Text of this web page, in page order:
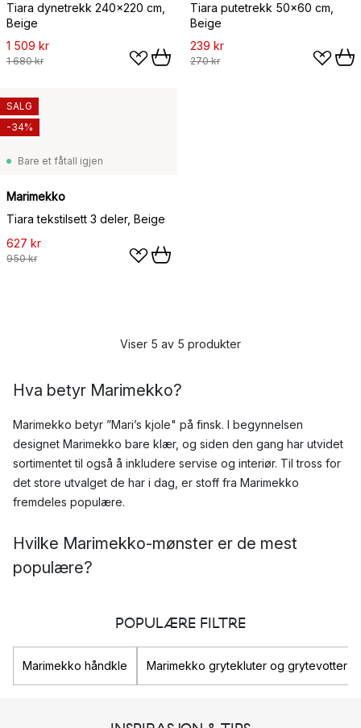
Tiara dynetrekk 240x220 cm,
Beige
1 509 kr
1 680 kr
Tiara putetrekk 50x60 cm,
Beige
239 kr
270 kr
Bare et fåtall igjen
Marimekko
Tiara tekstilsett 3 deler, Beige
627 kr
950 kr
SALG
-34%
Viser 5 av 5 produkter
Hva betyr Marimekko?
Marimekko betyr ”Mari’s kjole" på finsk. I begynnelsen
designet Marimekko bare klær, og siden den gang har utvidet
sortimentet til også å inkludere servise og interiør. Til tross for
det store utvalget de har i dag, er stoff fra Marimekko
fremdeles populære.
Hvilke Marimekko-mønster er de mest
populære?
Siirtolapuutarha
Hvilke produkter består Marimekkos
POPULÆRE FILTRE
Marimekko håndkle Marimekko grytekluter og grytevotter